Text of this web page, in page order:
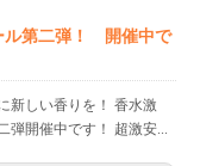
第二弾！ 開催中で
新しい香りを！ 香水激
開催中です！ 超激安...